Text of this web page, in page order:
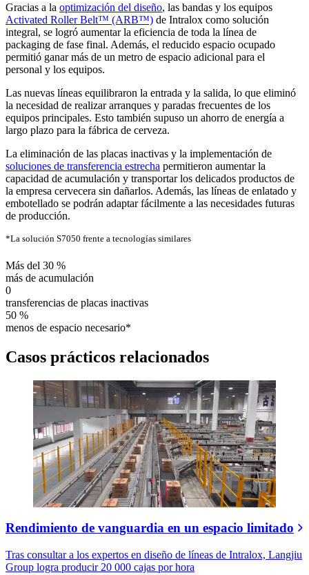
Gracias a la optimización del diseño, las bandas y los equipos
Activated Roller Belt™ (ARB™) de Intralox como solución
integral, se logró aumentar la eficiencia de toda la línea de
packaging de fase final. Además, el reducido espacio ocupado
permitió ganar más de un metro de espacio adicional para el
personal y los equipos.
Las nuevas líneas equilibraron la entrada y la salida, lo que eliminó
la necesidad de realizar arranques y paradas frecuentes de los
equipos principales. Esto también supuso un ahorro de energía a
largo plazo para la fábrica de cerveza.
La eliminación de las placas inactivas y la implementación de
soluciones de transferencia estrecha permitieron aumentar la
capacidad de acumulación y transportar los delicados productos de
la empresa cervecera sin dañarlos. Además, las líneas de enlatado y
embotellado se podrán adaptar fácilmente a las necesidades futuras
de producción.
*La solución S7050 frente a tecnologías similares
Más del 30 %
más de acumulación
0
transferencias de placas inactivas
50 %
menos de espacio necesario*
Casos prácticos relacionados
Rendimiento de vanguardia en un espacio limitado
Tras consultar a los expertos en diseño de líneas de Intralox, Langjiu
Group logra producir 20 000 cajas por hora